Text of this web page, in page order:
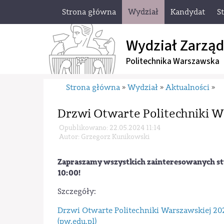
Strona główna Wydział Kandydat
Wydział
Politechnika Warszawska
Strona główna » Wydział » Aktualności »
Drzwi Otwarte Politechniki
Opublikowano: 22.05.2024 11:14
Autor: Grzegorz Kunikowski
Zapraszamy wszystkich zainteresowanych
10:00!
Szczegóły:
Drzwi Otwarte Politechniki Warszawskiej
(pw.edu.pl)